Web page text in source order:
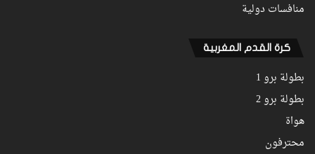
منافسات دولية
كرة القدم المغربية
بطولة برو 1
بطولة برو 2
هواة
محترفون